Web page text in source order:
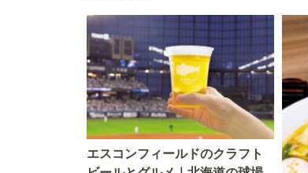
エスコンフィールドのクラフト